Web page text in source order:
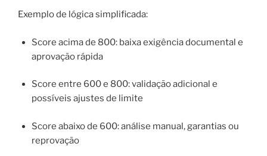
Exemplo de lógica simplificada:
Score acima de 800: baixa exigência documental e
aprovação rápida
Score entre 600 e 800: validação adicional e
possíveis ajustes de limite
Score abaixo de 600: análise manual, garantias ou
reprovação